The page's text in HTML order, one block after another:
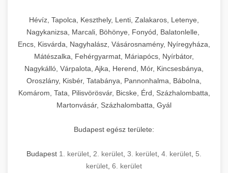
vállalkozása zavartalan működését.
Nagykonyhai berendezések komplett
választéka - chef-iparikonyhagepek.hu
kereskedelmi konyhai megoldások és komplett
felszerelések
Hévíz, Tapolca, Keszthely, Lenti, Zalakaros, Letenye,
Nagykanizsa, Marcali, Böhönye, Fonyód, Balatonlelle,
Encs, Kisvárda, Nagyhalász, Vásárosnamény, Nyíregyháza,
Mátészalka, Fehérgyarmat, Máriapócs, Nyírbátor,
Nagykálló, Várpalota, Ajka, Herend, Mór, Kincsesbánya,
Oroszlány, Kisbér, Tatabánya, Pannonhalma, Bábolna,
Komárom, Tata, Pilisvörösvár, Bicske, Érd, Százhalombatta,
Martonvásár, Százhalombatta, Gyál
Budapest egész területe:
Budapest 1. kerület 2. kerület 3. kerület 4. kerület 5.
kerület 6. kerület